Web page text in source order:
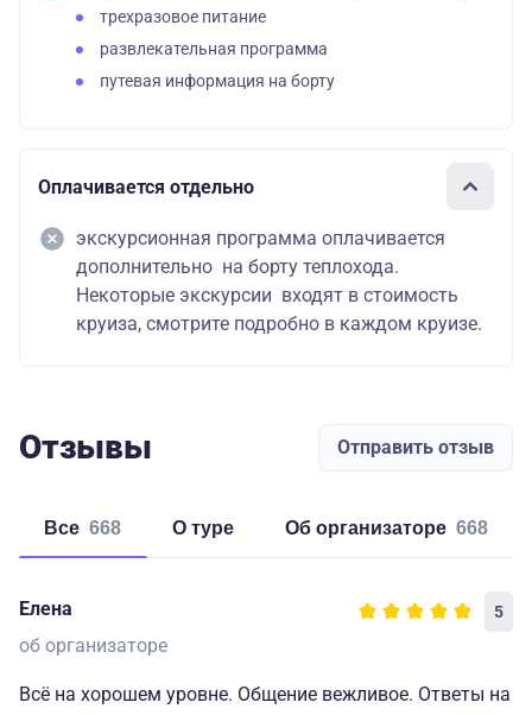
трехразовое питание
развлекательная программа
путевая информация на борту
Оплачивается отдельно
экскурсионная программа оплачивается
дополнительно на борту теплохода.
Некоторые экскурсии входят в стоимость
круиза, смотрите подробно в каждом круизе.
Отзывы Отправить отзыв
Все 668 о туре об организаторе 668
Елена 5
об организаторе
Всё на хорошем уровне. Общение вежливое. Ответы на